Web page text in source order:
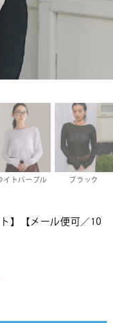
イトパープル ブラック
】【メール便可／10